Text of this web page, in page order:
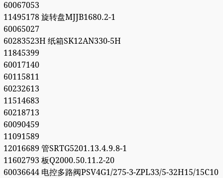
60067053
11495178 旋转盘MJJB1680.2-1
60065027
60283523H 纸箱SK12AN330-5H
11845399
60017140
60115811
60232613
11514683
60218713
60090459
11091589
12016689 管SRTG5201.13.4.9.8-1
11602793 板Q2000.50.11.2-20
60036644 电控多路阀PSV4G1/275-3-ZPL33/5-32H15/15C10